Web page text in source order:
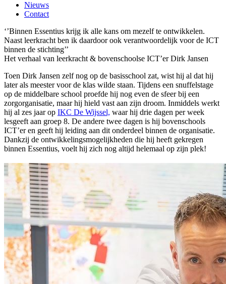
Nieuws
Contact
‘’Binnen Essentius krijg ik alle kans om mezelf te ontwikkelen.
Naast leerkracht ben ik daardoor ook verantwoordelijk voor de ICT
binnen de stichting’’
Het verhaal van leerkracht & bovenschoolse ICT’er Dirk Jansen
Toen Dirk Jansen zelf nog op de basisschool zat, wist hij al dat hij
later als meester voor de klas wilde staan. Tijdens een snuffelstage
op de middelbare school proefde hij nog even de sfeer bij een
zorgorganisatie, maar hij hield vast aan zijn droom. Inmiddels werkt
hij al zes jaar op IKC De Wijssel, waar hij drie dagen per week
lesgeeft aan groep 8. De andere twee dagen is hij bovenschools
ICT’er en geeft hij leiding aan dit onderdeel binnen de organisatie.
Dankzij de ontwikkelingsmogelijkheden die hij heeft gekregen
binnen Essentius, voelt hij zich nog altijd helemaal op zijn plek!